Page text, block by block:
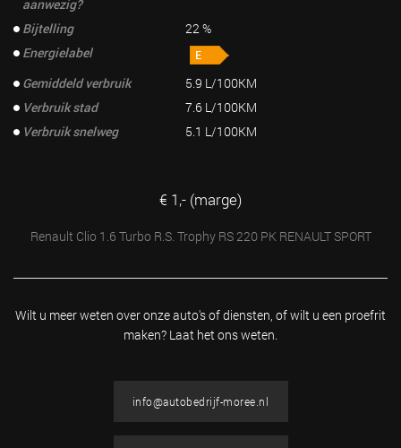
aanwezig?
Bijtelling
22 %
Energielabel
Gemiddeld verbruik
5.9 L/100KM
Verbruik stad
7.6 L/100KM
Verbruik snelweg
5.1 L/100KM
€ 1,- (marge)
Renault Clio 1.6 Turbo R.S. Trophy RS 220 PK RENAULT SPORT
Wilt u meer weten over onze auto's of diensten, of wilt u een proefrit
maken? Laat het ons weten.
info@autobedrijf-moree.nl